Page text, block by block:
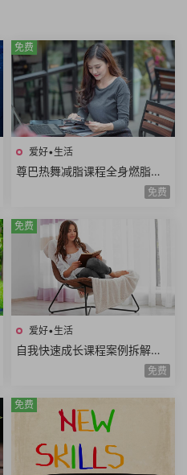
爱好•生活
尊巴热舞减脂课程全身燃脂美
胸塑型缩腰平腹提臀塑腿Zumb
免费
免费
爱好•生活
自我快速成长课程案例拆解职
场学习生活场景高效成长方法
免费
免费
免费